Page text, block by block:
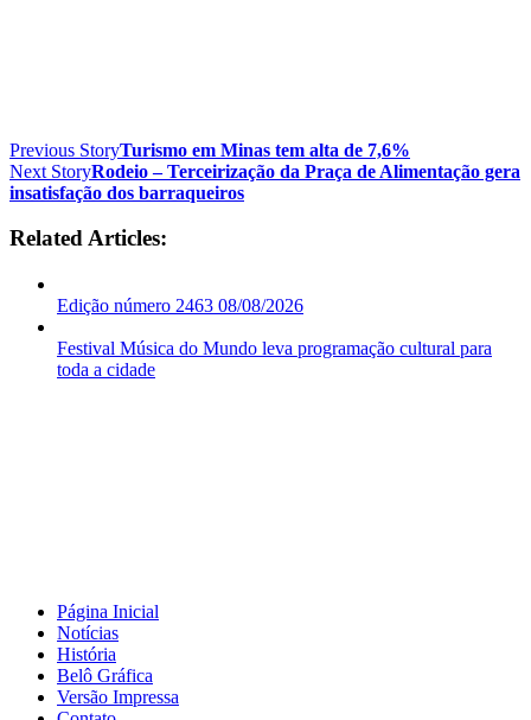
Previous StoryTurismo em Minas tem alta de 7,6%
Next StoryRodeio – Terceirização da Praça de Alimentação gera
insatisfação dos barraqueiros
Related Articles:
Edição número 2463 08/08/2026
Festival Música do Mundo leva programação cultural para
toda a cidade
Página Inicial
Notícias
História
Belô Gráfica
Versão Impressa